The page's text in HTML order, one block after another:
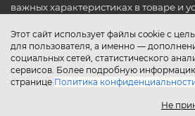
наружному, что актуально
Современные функции
Оборудование оснащено
компрессорами,
экономию электроэнергии.
антибактериальные фильтры и
Этот сайт использует файлы cookie с
для пользователя, а именно —
социальных сетей, статистического
сервисов. Более подробную
странице Политика
Не
важных характеристиках в товаре и